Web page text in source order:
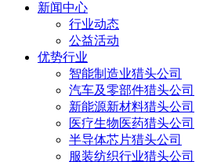
新闻中心
行业动态
公益活动
优势行业
智能制造业猎头公司
汽车及零部件猎头公司
新能源新材料猎头公司
医疗生物医药猎头公司
半导体芯片猎头公司
服装纺织行业猎头公司